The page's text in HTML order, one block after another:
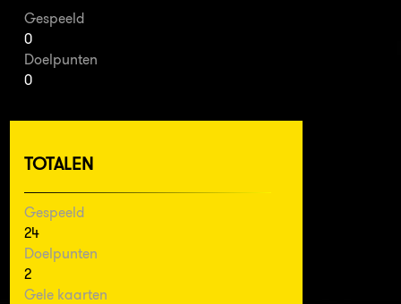
Gespeeld
0
Doelpunten
0
TOTALEN
Gespeeld
24
Doelpunten
2
Gele kaarten